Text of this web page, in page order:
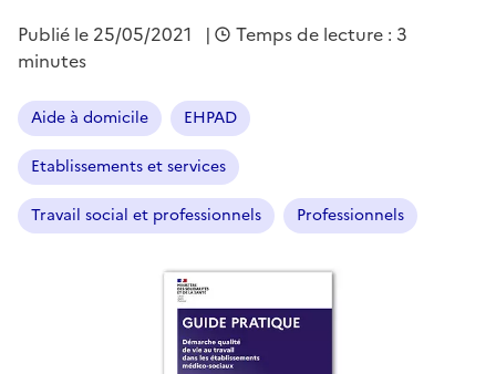
Publié le 25/05/2021 |
Temps de lecture : 3
minutes
Aide à domicile EHPAD
Etablissements et services
Travail social et professionnels Professionnels